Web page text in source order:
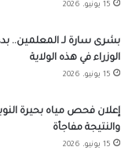
15 يونيو، 2026
بشرى سارة لـ المعلمين..
الوزراء في هذه الولاية
15 يونيو، 2026
إعلان فحص مياه بحيرة
والنتيجة مفاجأة
15 يونيو، 2026